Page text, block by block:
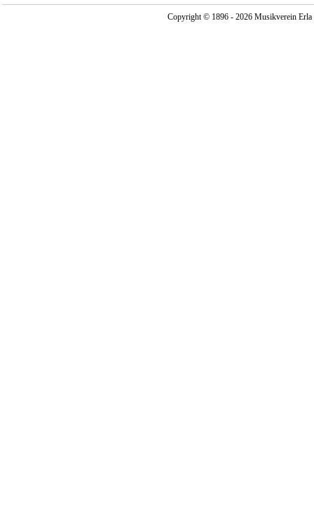
Copyright © 1896 - 2026 Musikverein Erla